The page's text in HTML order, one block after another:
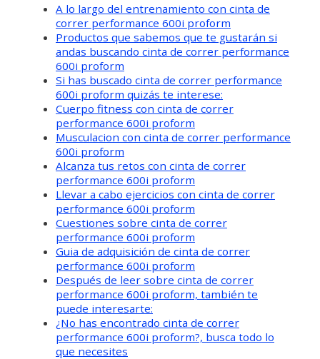
A lo largo del entrenamiento con cinta de
correr performance 600i proform
Productos que sabemos que te gustarán si
andas buscando cinta de correr performance
600i proform
Si has buscado cinta de correr performance
600i proform quizás te interese:
Cuerpo fitness con cinta de correr
performance 600i proform
Musculacion con cinta de correr performance
600i proform
Alcanza tus retos con cinta de correr
performance 600i proform
Llevar a cabo ejercicios con cinta de correr
performance 600i proform
Cuestiones sobre cinta de correr
performance 600i proform
Guia de adquisición de cinta de correr
performance 600i proform
Después de leer sobre cinta de correr
performance 600i proform, también te
puede interesarte:
¿No has encontrado cinta de correr
performance 600i proform?, busca todo lo
que necesites